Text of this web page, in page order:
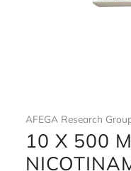
AFEGA Research
10 X 500